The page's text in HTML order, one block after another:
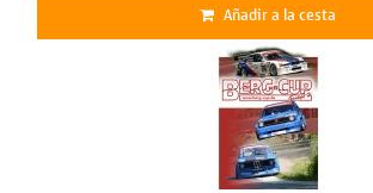
Añadir a la cesta